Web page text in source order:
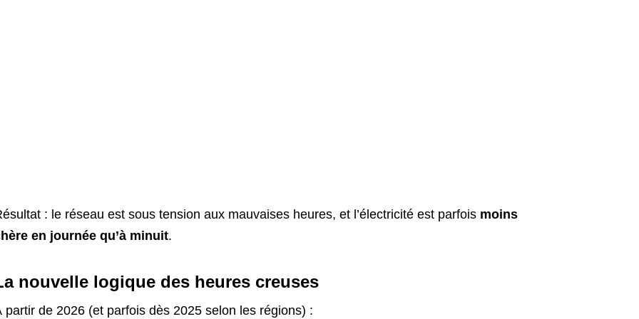
: le réseau est sous tension aux mauvaises heures, et l’électricité est parfois moins
en journée qu’à minuit.
nouvelle logique des heures creuses
partir de 2026 (et parfois dès 2025 selon les régions) :